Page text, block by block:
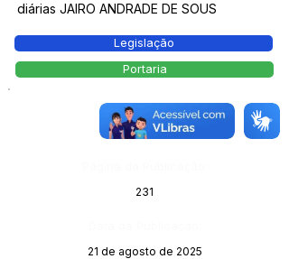
diárias JAIRO ANDRADE DE SOUS
Legislação
Portaria
Número do Diário:
14090
231
21 de agosto de 2025